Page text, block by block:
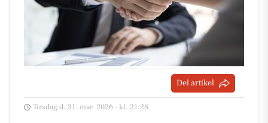
Del artikel
Tirsdag d. 31. mar. 2026 - kl. 21:28